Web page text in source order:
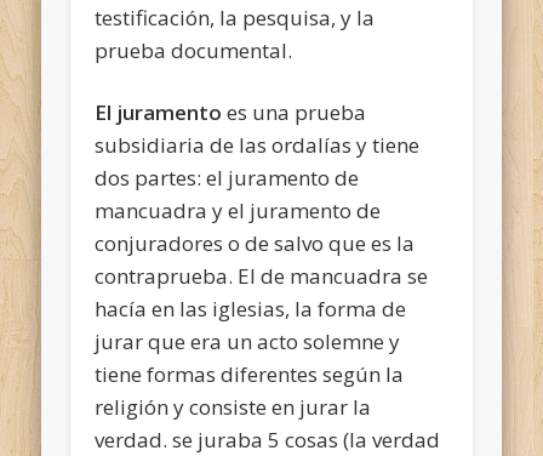
testificación, la pesquisa, y la
prueba documental.
El juramento es una prueba
subsidiaria de las ordalías y tiene
dos partes: el juramento de
mancuadra y el juramento de
conjuradores o de salvo que es la
contraprueba. El de mancuadra se
hacía en las iglesias, la forma de
jurar que era un acto solemne y
tiene formas diferentes según la
religión y consiste en jurar la
verdad. se juraba 5 cosas (la verdad